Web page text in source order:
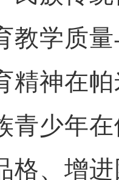
教学质
精神在
青少年
格、增